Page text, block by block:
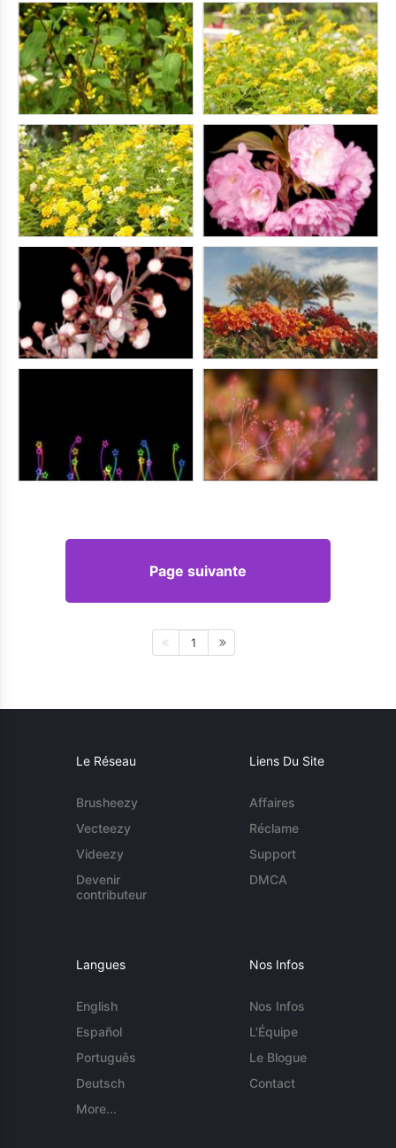
Page suivante
1
Le Réseau
Brusheezy
Vecteezy
Videezy
Devenir
contributeur
Liens Du Site
Affaires
Réclame
Support
DMCA
Langues
English
Español
Português
Deutsch
More...
Nos Infos
Nos Infos
L'Équipe
Le Blogue
Contact